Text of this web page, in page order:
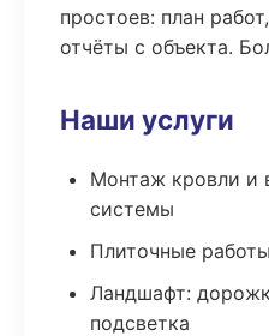
простоев: план
отчёты с объекта.
Наши услуги
Монтаж кровли и
системы
Плиточные
Ландшафт:
подсветка